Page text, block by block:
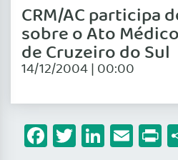
CRM/AC participa
sobre o Ato
de Cruzeiro do Sul
14/12/2004 | 00:00
Facebook
Twitter